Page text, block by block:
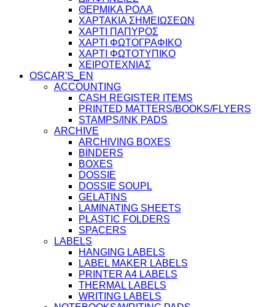
ΘΕΡΜΙΚΑ ΡΟΛΑ
ΧΑΡΤΑΚΙΑ ΣΗΜΕΙΩΣΕΩΝ
ΧΑΡΤΙ ΠΑΠΥΡΟΣ
ΧΑΡΤΙ ΦΩΤΟΓΡΑΦΙΚΟ
ΧΑΡΤΙ ΦΩΤΟΤΥΠΙΚΟ
ΧΕΙΡΟΤΕΧΝΙΑΣ
OSCAR'S_EN
ACCOUNTING
CASH REGISTER ITEMS
PRINTED MATTERS/BOOKS/FLYERS
STAMPS/INK PADS
ARCHIVE
ARCHIVING BOXES
BINDERS
BOXES
DOSSIE
DOSSIE SOUPL
GELATINS
LAMINATING SHEETS
PLASTIC FOLDERS
SPACERS
LABELS
HANGING LABELS
LABEL MAKER LABELS
PRINTER A4 LABELS
THERMAL LABELS
WRITING LABELS